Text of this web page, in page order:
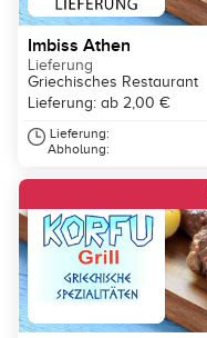
Imbiss Athen
Lieferung
Griechisches Restaurant
Lieferung: ab 2,00 €
Lieferung:
Abholung: